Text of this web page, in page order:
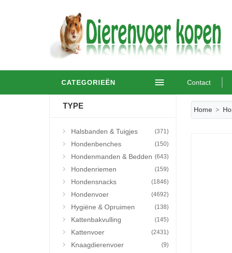
CATEGORIEËN Contact
TYPE
Halsbanden & Tuigjes (371)
Hondenbenches (150)
Hondenmanden & Bedden (643)
Hondenriemen (159)
Hondensnacks (1846)
Hondenvoer (4692)
Hygiëne & Opruimen (138)
Kattenbakvulling (145)
Kattenvoer (2431)
Knaagdierenvoer (9)
Home